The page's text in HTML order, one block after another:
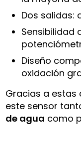
Dos salidas:
Sensibilidad
Diseño
oxidación
Gracias a estas
este sensor
de agua como